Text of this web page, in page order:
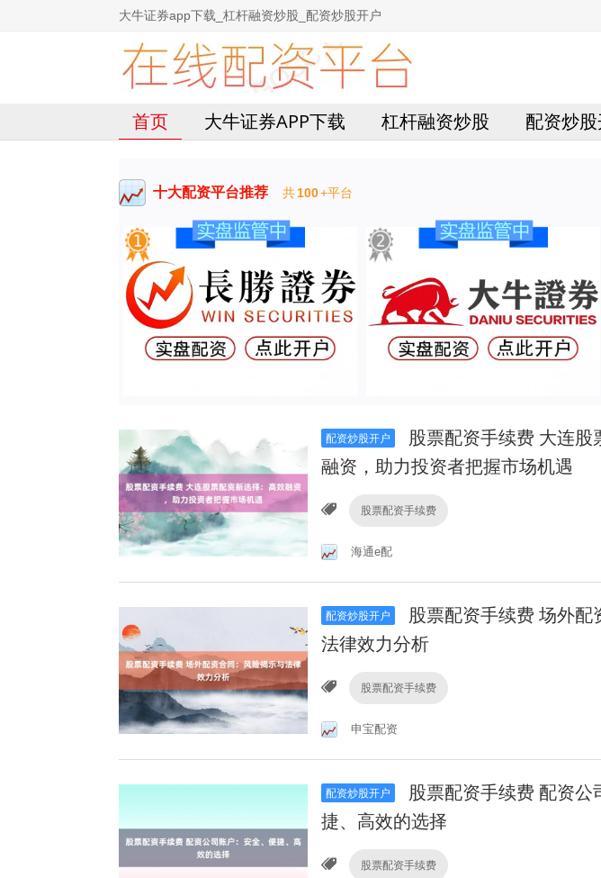
大牛证券app下载_杠杆融资炒股_配资炒股开户
首页 大牛证券APP下载 杠杆融资炒股 配资炒
十大配资平台推荐 共100+平台
配资炒股开户
股票配资手续费 大连
融资，助力投资者把握市场机遇
股票配资手续费
海通e配
配资炒股开户
股票配资手续费 场外
法律效力分析
股票配资手续费
申宝配资
配资炒股开户
股票配资手续费 配资公
捷、高效的选择
股票配资手续费